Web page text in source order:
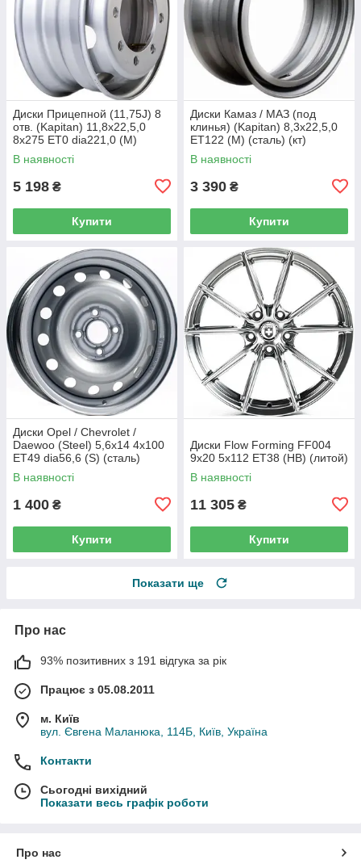
Диски Прицепной (11,75J) 8
отв. (Kapitan) 11,8x22,5,0
8x275 ET0 dia221,0 (M)
(сталь) (кт)
В наявності
5 198 ₴
Купити
Диски Камаз / МАЗ (под
клинья) (Kapitan) 8,3x22,5,0
ET122 (M) (сталь) (кт)
В наявності
3 390 ₴
Купити
Диски Opel / Chevrolet /
Daewoo (Steel) 5,6x14 4x100
ET49 dia56,6 (S) (сталь)
В наявності
1 400 ₴
Купити
Диски Flow Forming FF004
9x20 5x112 ET38 (HB) (литой)
В наявності
11 305 ₴
Купити
Показати ще
Про нас
93% позитивних з 191 відгука за рік
Працює з 05.08.2011
м. Київ
вул. Євгена Маланюка, 114Б, Київ, Україна
Контакти
Сьогодні вихідний
Показати весь графік роботи
Про нас